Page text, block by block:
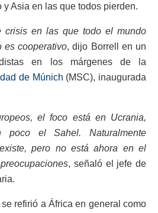
y Asia en las que todos pierden.
crisis en las que todo el mundo
es cooperativo, dijo Borrell en un
en los márgenes de la
de Múnich (MSC), inaugurada
el foco está en Ucrania,
el Sahel. Naturalmente
pero no está ahora en el
, señaló el jefe de
refirió a África en general como